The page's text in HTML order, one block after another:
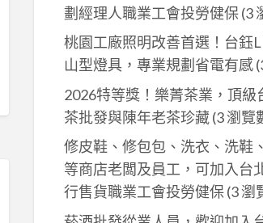
劃經理人職業工會投勞健保(3
桃園工廠照明改善首選！台鈺
山型燈具，專業規劃省電有感
2026特等獎！樂菁茶業，頂級
茶批發與陳年老茶珍藏(3 瀏覽
修皮鞋、修包包、洗衣、洗鞋
等商店老闆及員工，可加入台
行售貨職業工會投勞健保(3 瀏